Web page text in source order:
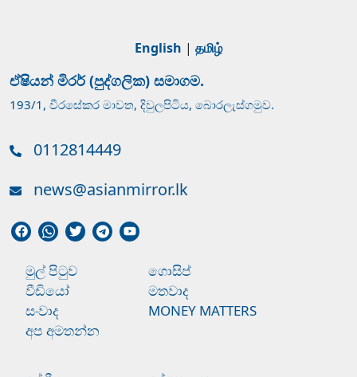
English | தமிழ்
ඒෂියන් මිරර් (පුද්ගලික) සමාගම.
193/1, වීරසේකර මාවත, දිවුලපිටිය, බොරලැස්ගමුව.
0112814449
news@asianmirror.lk
මුල් පිටුව
ගොසිප්
වීඩියෝ
මතවාද
සංවාද
MONEY MATTERS
අප අමතන්න